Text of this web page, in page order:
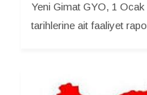
Yeni Gimat GYO, 1
tarihlerine ait faaliyet